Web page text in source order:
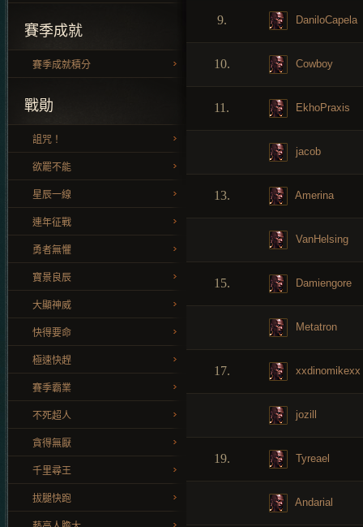
賽季成就
賽季成就積分
戰勛
詛咒！
欲罷不能
星辰一線
連年征戰
勇者無懼
寶景良辰
大顯神威
快得要命
極速快趕
賽季霸業
不死超人
貪得無厭
千里尋王
拔腿快跑
9. DaniloCapela
10. Cowboy
11. EkhoPraxis
jacob
13. Amerina
VanHelsing
15. Damiengore
Metatron
17. xxdinomikexx
jozill
19. Tyreael
Andarial